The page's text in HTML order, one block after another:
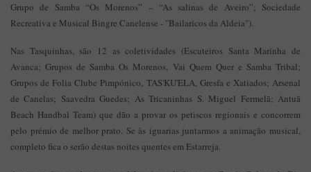
Grupo de Samba “Os Morenos” – “As salinas de Aveiro”; Sociedade
Recreativa e Musical Bingre Canelense - "Bailaricos da Aldeia").
Nas Tasquinhas, são 12 as coletividades (Escuteiros Santa Marinha de
Avanca; Grupos de Samba Os Morenos, Vai Quem Quer e Samba Tribal;
Grupos de Folia Clube Pimpónico, TAS'KU'ELA, Gresfa e Xatiados; Arsenal
de Canelas; Saavedra Guedes; As Tricaninhas S. Miguel Fermelã; Antuã
Beach Handbal Team) que dão a provar os petiscos regionais e concorrem
pelo prémio de melhor prato. Se às iguarias juntarmos a animação musical,
completo fica o serão destas noites quentes em Estarreja.